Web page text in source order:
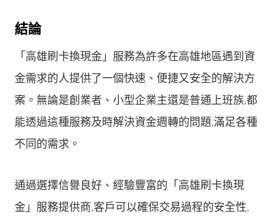
結論
「高雄刷卡換現金」服務為許多在高雄地區遇到資
金需求的人提供了一個快速、便捷又安全的解決方
案。無論是創業者、小型企業主還是普通上班族,都
能透過這種服務及時解決資金週轉的問題,滿足各種
不同的需求。
通過選擇信譽良好、經驗豐富的「高雄刷卡換現
金」服務提供商,客戶可以確保交易過程的安全性,